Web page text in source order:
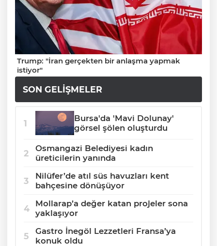
Trump: "İran gerçekten bir anlaşma yapmak
istiyor"
SON GELIŞMELER
Bursa'da 'Mavi Dolunay'
görsel şölen oluşturdu
Osmangazi Belediyesi kadın
üreticilerin yanında
Nilüfer’de atıl süs havuzları kent
bahçesine dönüşüyor
Mollarap’a değer katan projeler sona
yaklaşıyor
Gastro İnegöl Lezzetleri Fransa’ya
konuk oldu